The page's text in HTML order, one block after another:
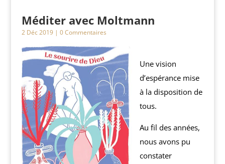
Méditer avec Moltmann
2 Déc 2019| 0 Commentaires
Une vision
d’espérance mise
à la disposition de
tous.
Au fil des années,
nous avons pu
constater